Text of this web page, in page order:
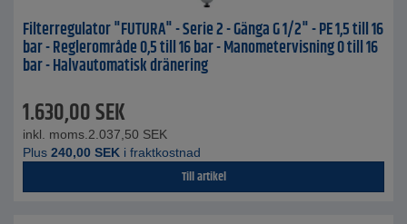
Filterregulator "FUTURA" - Serie 2 - Gänga G 1/2" - PE 1,5 till 16
bar - Reglerområde 0,5 till 16 bar - Manometervisning 0 till 16
bar - Halvautomatisk dränering
1.630,00SEK
inkl. moms. 2.037,50 SEK
Plus 240,00 SEK i fraktkostnad
Till artikel